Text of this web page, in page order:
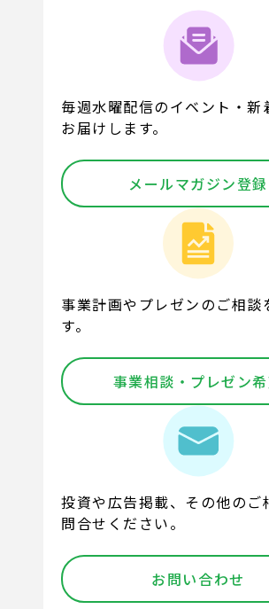
毎週水曜配信のイベント・新
お届けします。
メールマガジン登録
事業計画やプレゼンのご相談
す。
事業相談・プレゼン
投資や広告掲載、その他のご
問合せください。
お問い合わせ